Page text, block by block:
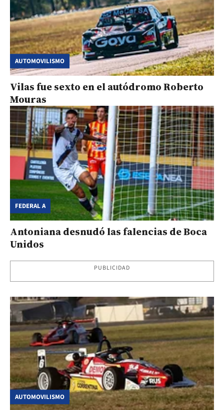
AUTOMOVILISMO
Vilas fue sexto en el autódromo Roberto
Mouras
FEDERAL A
Antoniana desnudó las falencias de Boca
Unidos
PUBLICIDAD
AUTOMOVILISMO